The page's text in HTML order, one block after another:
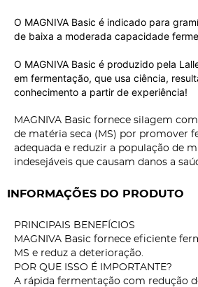
O MAGNIVA Basic é indicado para
de baixa a moderada capacidade
O MAGNIVA Basic é produzido pela
em fermentação, que usa ciência,
conhecimento a partir de experiência!
MAGNIVA Basic fornece silagem
de matéria seca (MS) por promover
adequada e reduzir a população de
indesejáveis que causam danos a
INFORMAÇÕES DO PRODUTO
PRINCIPAIS BENEFÍCIOS
MAGNIVA Basic fornece eficiente
MS e reduz a deterioração.
POR QUE ISSO É IMPORTANTE?
A rápida fermentação com redução